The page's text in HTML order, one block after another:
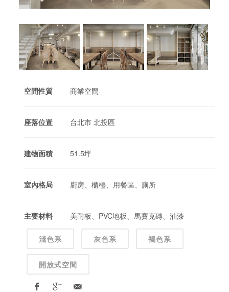
空間性質 商業空間
座落位置 台北市 北投區
建物面積 51.5坪
室內格局 廚房、櫃檯、用餐區、廁所
主要材料 美耐板、PVC地板、馬賽克磚、油漆
淺色系 灰色系 褐色系
開放式空間